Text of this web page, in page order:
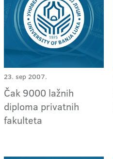
23. sep 2007.
Čak 9000 lažnih
diploma privatnih
fakulteta